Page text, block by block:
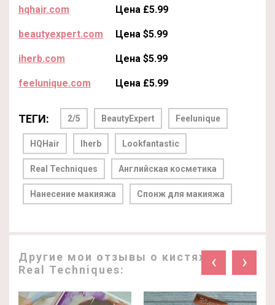
hqhair.com Цена £5.99
beautyexpert.com Цена $5.99
iherb.com Цена $5.99
feelunique.com Цена £5.99
ТЕГИ: 2/5 BeautyExpert Feelunique
HQHair Iherb Lookfantastic
Real Techniques Английская косметика
Нанесение макияжа Спонж для макияжа
Другие мои отзывы о кистях
Real Techniques:
‹ ›